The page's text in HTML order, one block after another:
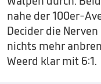
nahe der 100er-
Decider die
nichts mehr
Weerd klar mit 6:1.